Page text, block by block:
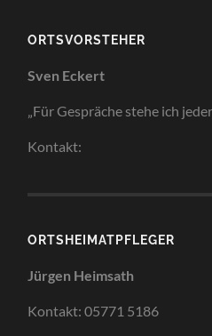
ORTSVORSTEHER
Sven Eckert
„Für Gespräche stehe ich
Kontakt:
ORTSHEIMATPFLEGER
Jürgen Heimsath
Kontakt: 05771 5186